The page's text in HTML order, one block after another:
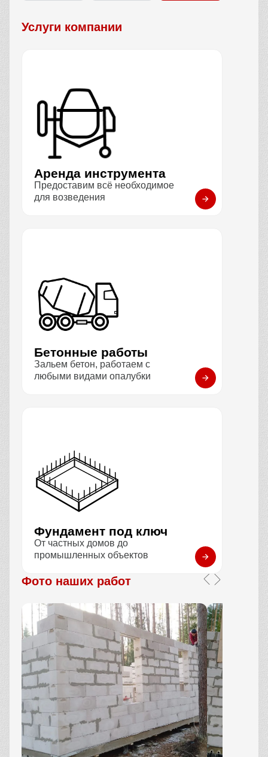
Услуги компании
Аренда инструмента
Предоставим всё необходимое
для возведения
Бетонные работы
Зальем бетон, работаем с
любыми видами опалубки
Фундамент под ключ
От частных домов до
промышленных объектов
Фото наших работ